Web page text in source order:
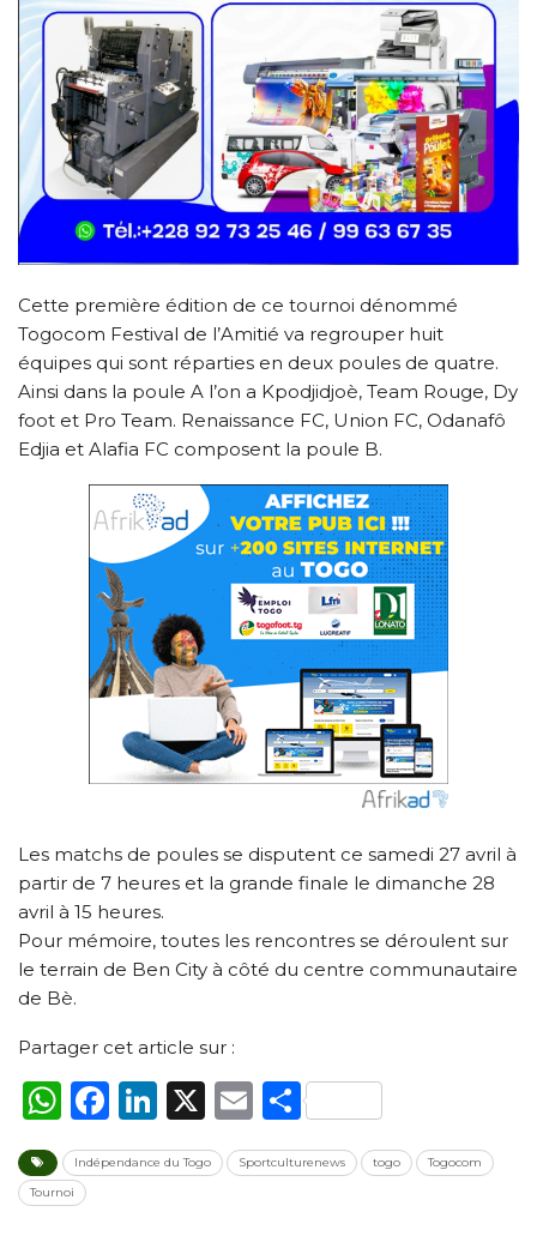
Cette première édition de ce tournoi dénommé
Togocom Festival de l’Amitié va regrouper huit
équipes qui sont réparties en deux poules de quatre.
Ainsi dans la poule A l’on a Kpodjidjoè, Team Rouge, Dy
foot et Pro Team. Renaissance FC, Union FC, Odanafô
Edjia et Alafia FC composent la poule B.
Les matchs de poules se disputent ce samedi 27 avril à
partir de 7 heures et la grande finale le dimanche 28
avril à 15 heures.
Pour mémoire, toutes les rencontres se déroulent sur
le terrain de Ben City à côté du centre communautaire
de Bè.
Partager cet article sur :
WhatsApp
Facebook
LinkedIn
X EmailPartager
Indépendance du Togo Sportculturenews togo
Togocom
Tournoi